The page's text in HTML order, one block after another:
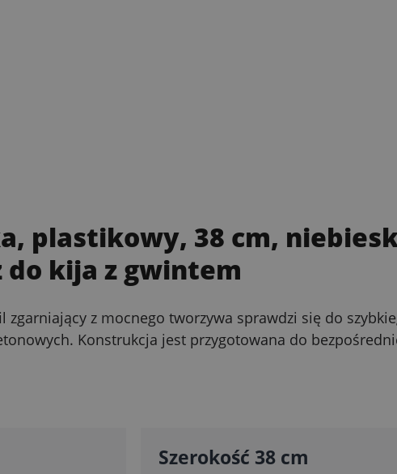
plastikowy, 38 cm,
kija z gwintem
zgarniający z mocnego tworzywa sprawdzi się do
Konstrukcja jest przygotowana do
Szerokość 38 cm